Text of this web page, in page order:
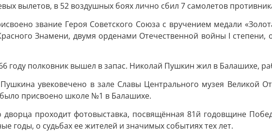
вылетов, в 52 воздушных боях лично сбил 7 самолетов
звание Героя Советского Союза с вручением медали
Знамени, двумя орденами Отечественной войны І
году полковник вышел в запас. Николай Пушкин жил в Балашихе,
увековечено в зале Славы Центрального музея Великой
присвоено школе №1 в Балашихе.
проходит фотовыставка, посвящённая 81й годовщине
годы, о судьбах ее жителей и значимых событиях тех лет.